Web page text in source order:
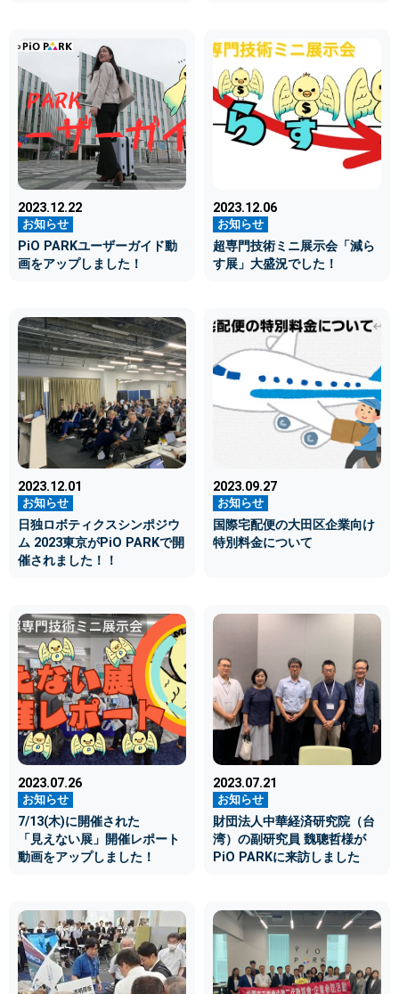
2023.12.22
PiO PARKユーザーガイド動
画をアップしました！
2023.12.06
超専門技術ミニ展示会「減ら
す展」大盛況でした！
2023.12.01
日独ロボティクスシンポジウ
ム 2023東京がPiO PARKで開
催されました！！
2023.09.27
国際宅配便の大田区企業向け
特別料金について
2023.07.26
7/13(木)に開催された
「見えない展」開催レポート
動画をアップしました！
2023.07.21
財団法人中華経済研究院（台
湾）の副研究員 魏聰哲様が
PiO PARKに来訪しました